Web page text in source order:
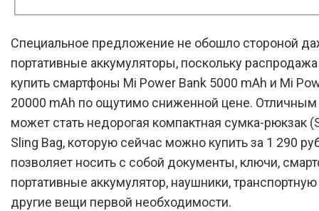
Специальное предложение не обошло стороной
портативные аккумуляторы, поскольку
купить смартфоны Mi Power Bank 5000 mAh и Mi
20000 mAh по ощутимо сниженной цене.
может стать недорогая компактная сумка-рюкзак
Sling Bag, которую сейчас можно купить за 1 290
позволяет носить с собой документы, ключи,
портативные аккумулятор, наушники, транспортную
другие вещи первой необходимости.